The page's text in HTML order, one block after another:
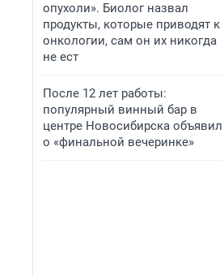
опухоли». Биолог назвал
продукты, которые приводят к
онкологии, сам он их никогда
не ест
После 12 лет работы:
популярный винный бар в
центре Новосибирска объявил
о «финальной вечеринке»